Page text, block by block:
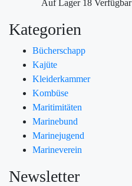
Auf Lager18 Verfügbar
Kategorien
Bücherschapp
Kajüte
Kleiderkammer
Kombüse
Maritimitäten
Marinebund
Marinejugend
Marineverein
Newsletter